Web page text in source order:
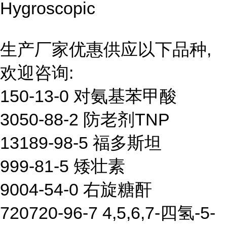
Hygroscopic
生产厂家优惠供应以下品种,
欢迎咨询:
150-13-0 对氨基苯甲酸
3050-88-2 防老剂TNP
13189-98-5 福多斯坦
999-81-5 矮壮素
9004-54-0 右旋糖酐
720720-96-7 4,5,6,7-四氢-5-